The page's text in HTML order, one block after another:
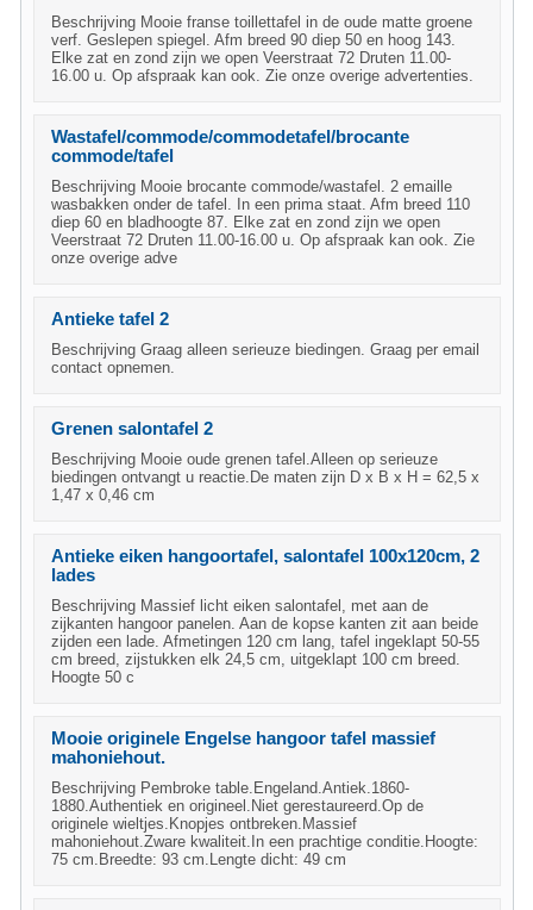
Beschrijving Mooie franse toillettafel in de oude matte groene
verf. Geslepen spiegel. Afm breed 90 diep 50 en hoog 143.
Elke zat en zond zijn we open Veerstraat 72 Druten 11.00-
16.00 u. Op afspraak kan ook. Zie onze overige advertenties.
Wastafel/commode/commodetafel/brocante
commode/tafel
Beschrijving Mooie brocante commode/wastafel. 2 emaille
wasbakken onder de tafel. In een prima staat. Afm breed 110
diep 60 en bladhoogte 87. Elke zat en zond zijn we open
Veerstraat 72 Druten 11.00-16.00 u. Op afspraak kan ook. Zie
onze overige adve
Antieke tafel 2
Beschrijving Graag alleen serieuze biedingen. Graag per email
contact opnemen.
Grenen salontafel 2
Beschrijving Mooie oude grenen tafel.Alleen op serieuze
biedingen ontvangt u reactie.De maten zijn D x B x H = 62,5 x
1,47 x 0,46 cm
Antieke eiken hangoortafel, salontafel 100x120cm, 2
lades
Beschrijving Massief licht eiken salontafel, met aan de
zijkanten hangoor panelen. Aan de kopse kanten zit aan beide
zijden een lade. Afmetingen 120 cm lang, tafel ingeklapt 50-55
cm breed, zijstukken elk 24,5 cm, uitgeklapt 100 cm breed.
Hoogte 50 c
Mooie originele Engelse hangoor tafel massief
mahoniehout.
Beschrijving Pembroke table.Engeland.Antiek.1860-
1880.Authentiek en origineel.Niet gerestaureerd.Op de
originele wieltjes.Knopjes ontbreken.Massief
mahoniehout.Zware kwaliteit.In een prachtige conditie.Hoogte:
75 cm.Breedte: 93 cm.Lengte dicht: 49 cm